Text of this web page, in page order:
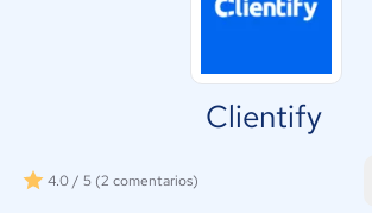
Clientify
4.0 / 5 (2 comentarios)